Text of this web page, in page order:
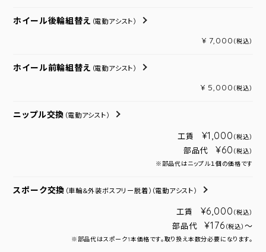
ホイール後輪組替え （電動アシスト）
¥ 7,000 （税込）
ホイール前輪組替え （電動アシスト）
¥ 5,000 （税込）
ニップル交換 （電動アシスト）
工賃 ¥1,000 （税込）
部品代 ¥60 （税込）
※部品代はニップル１個の価格です
スポーク交換 （車輪＆外装ボスフリー脱着） （電動アシスト）
工賃 ¥6,000 （税込）
部品代 ¥176 （税込） ～
※部品代はスポーク1本価格です。取り換え本数分必要になります。